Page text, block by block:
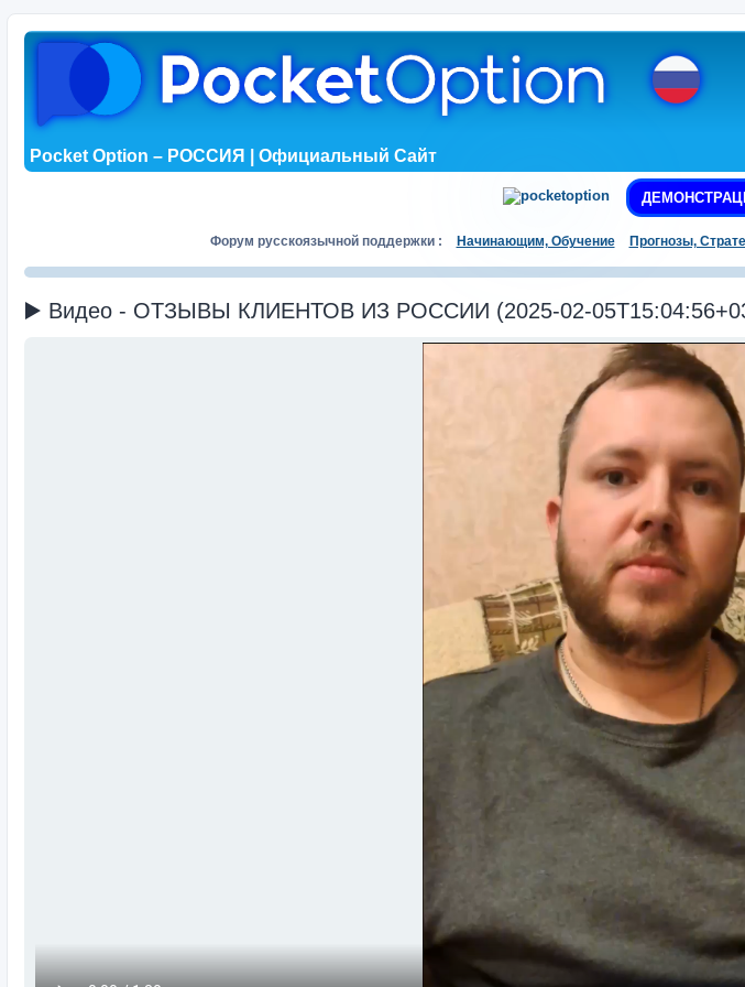
Pocket Option – РОССИЯ | Официальный Сайт
Форум русскоязычной поддержки : Начинающим, Обучение Прогнозы,
▶️ Видео - ОТЗЫВЫ КЛИЕНТОВ ИЗ РОССИИ (2025-02-